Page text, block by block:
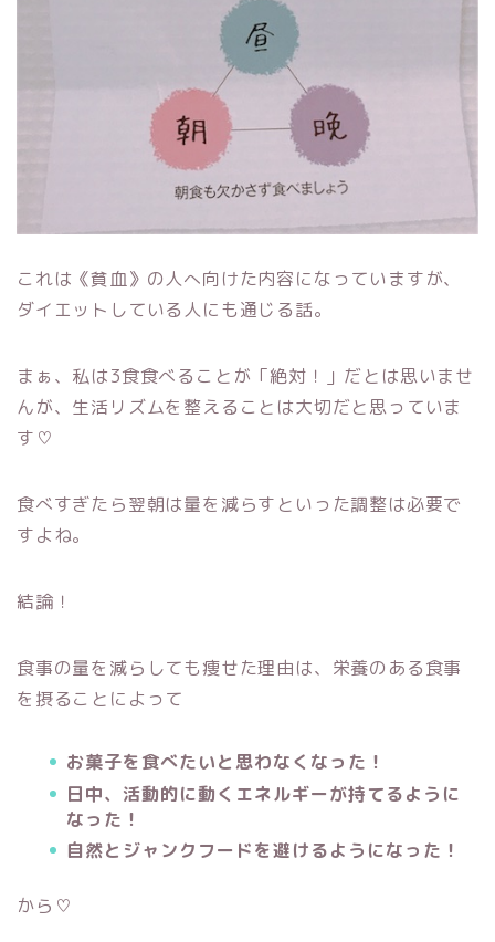
これは《貧血》の人へ向けた内容になっていますが、
ダイエットしている人にも通じる話。
まぁ、私は3食食べることが「絶対！」だとは思いませ
んが、生活リズムを整えることは大切だと思っていま
す♡
食べすぎたら翌朝は量を減らすといった調整は必要で
すよね。
結論！
食事の量を減らしても痩せた理由は、栄養のある食事
を摂ることによって
お菓子を食べたいと思わなくなった！
日中、活動的に動くエネルギーが持てるように
なった！
自然とジャンクフードを避けるようになった！
から♡